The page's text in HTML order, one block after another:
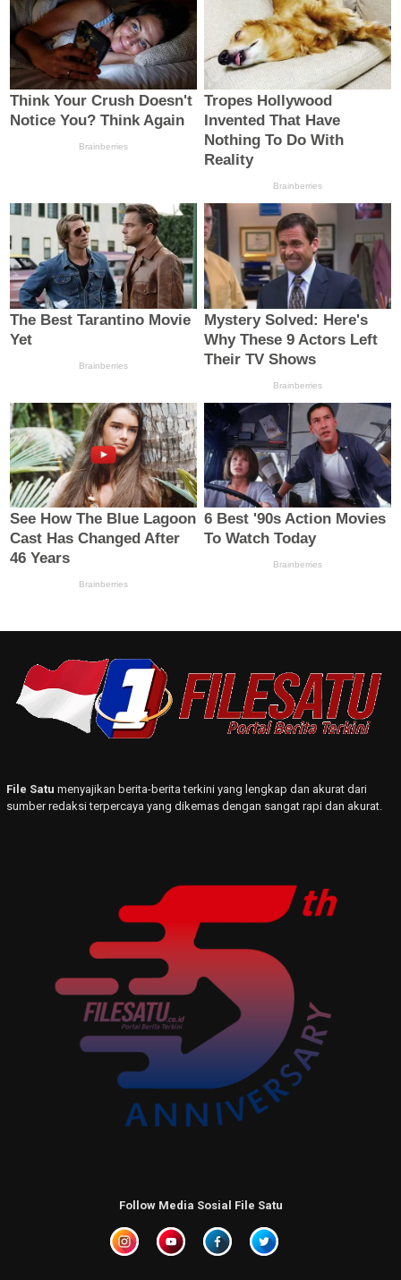
File Satu menyajikan berita-berita terkini yang lengkap dan akurat dari
sumber redaksi terpercaya yang dikemas dengan sangat rapi dan akurat.
Follow Media Sosial File Satu